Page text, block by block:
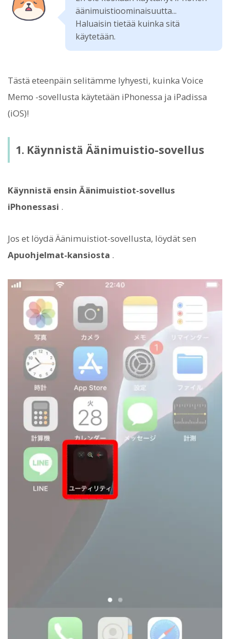
äänimuistioominaisuutta...
Haluaisin tietää kuinka sitä
käytetään.
Tästä eteenpäin selitämme lyhyesti, kuinka Voice
Memo -sovellusta käytetään iPhonessa ja iPadissa
(iOS)!
1. Käynnistä Äänimuistio-sovellus
Käynnistä ensin Äänimuistiot-sovellus
iPhonessasi .
Jos et löydä Äänimuistiot-sovellusta, löydät sen
Apuohjelmat-kansiosta .